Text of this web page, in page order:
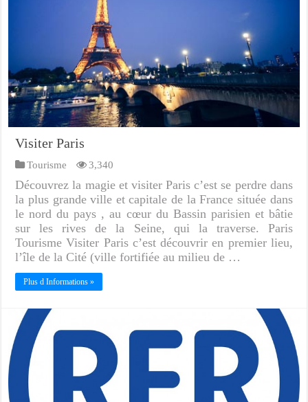
Visiter Paris
Tourisme 3,340
Découvrez la magie et visiter Paris c’est se perdre dans
la plus grande ville et capitale de la France située dans
le nord du pays , au cœur du Bassin parisien et bâtie
sur les rives de la Seine, qui la traverse. Paris
Tourisme Visiter Paris c’est découvrir en premier lieu,
l’île de la Cité (ville fortifiée au milieu de …
Plus d Informations »